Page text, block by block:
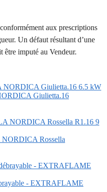
aux prescriptions
Un défaut résultant d’une
être imputé au Vendeur.
Giulietta.16
NORDICA Rossella
- EXTRAFLAME